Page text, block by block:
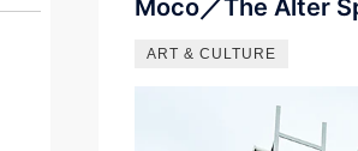
Moco／The Alter
ART & CULTURE